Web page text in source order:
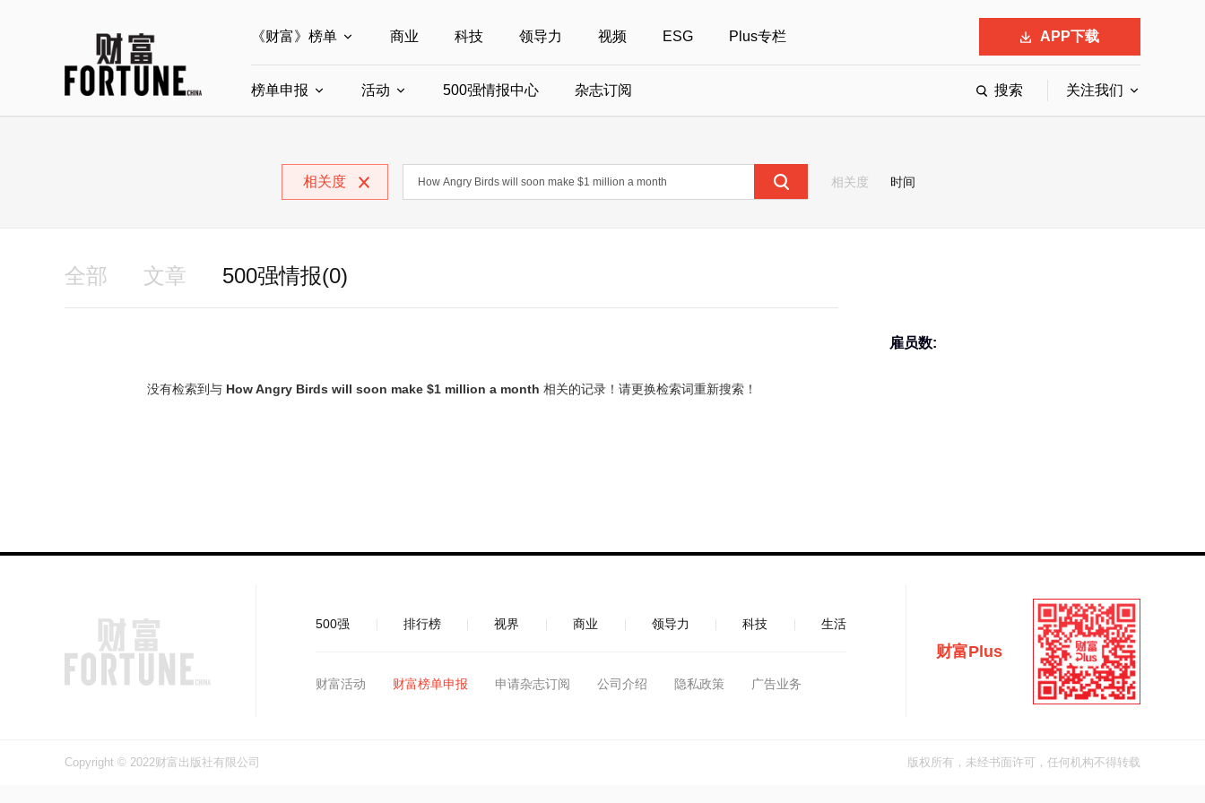
《财富》榜单
全部榜单
中国最具影响力商界女性
商业 科技 领导力 视频 ESG Plus专栏 APP下载
榜单申报
中国ESG影响力榜申报 中国40位40岁以下的商界精英申报 中国最具社会影响力的创业公司申报
活动
财富MPW女性峰会 财富世界500强峰会 财富40U40创想会
500强情报中心 杂志订阅 搜索 关注我们
相关度 相关度 时间
全部 文章 500强情报(0)
没有检索到与 How Angry Birds will soon make $1 million a month 相关的记录！请更换检索词重新搜索！
雇员数:
财富Plus
500强 排行榜 视界 商业 领导力 科技 生活
财富活动 财富榜单申报 申请杂志订阅 公司介绍 隐私政策 广告业务
Copyright © 2022财富出版社有限公司 版权所有，未经书面许可，任何机构不得转载